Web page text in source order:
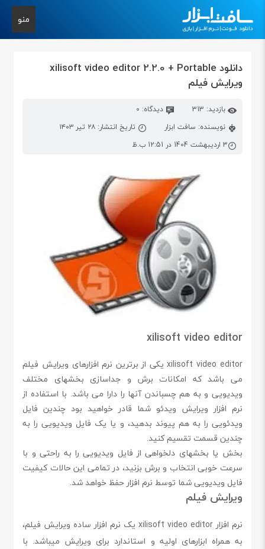
منو
دانلود xilisoft video editor 2.2.0 + Portable
ویرایش فیلم
بازدید: 313
دیدگاه: 0
نویسنده: سافت ابزار
تاریخ انتشار: ۲۸ تیر ۱۴۰۳
3 اردیبهشت 1404 در 12:51 ب.ظ
xilisoft video editor
xilisoft video editor یکی از برترین نرم افزارهای ویرایش فیلم
می باشد که امکانات برش و جداسازی بخشهای مختلف
ویدیویی و به هم چسباندن آنها را دارا می باشد. با استفاده از
نرم افزار ویرایش ویدئو شما قادر خواهید بود چندین فایل
ویدئویی را به هم پیوند بدهید، و یا یک فایل ویدیویی را به
چندین قسمت تقسیم کنید.
بخش یا بخشهای دلخواهی از فایل ویدیویی را به راحتی و با
سرعت خوبی انتخاب و برش بزنید، در تمامی این حالات کیفیت
فایل ویدیویی شما توسط نرم افزار حفظ خواهد شد.
ویرایش فیلم
نرم افزار xilisoft video editor یک نرم افزار ساده ویرایش فیلم،
به همراه ابزارهای اولیه و استاندارد برای ویرایش میباشد. با